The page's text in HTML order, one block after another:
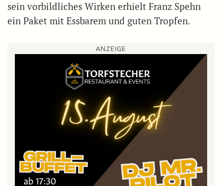
sein vorbildliches Wirken erhielt Franz Spehn
ein Paket mit Essbarem und guten Tropfen.
ANZEIGE